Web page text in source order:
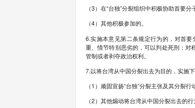
（1）发起、建
家、破坏国家统
（2）通过制定
（3）通过推动
国”、“一中一台
（4）利用职权